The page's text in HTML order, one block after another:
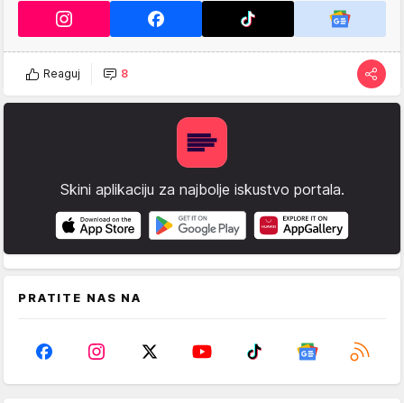
Reaguj 8
Skini aplikaciju za najbolje iskustvo portala.
PRATITE NAS NA